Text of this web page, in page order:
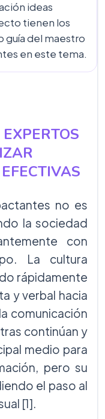
ideas
tienen los
guía del maestro
en este tema.
no es
la sociedad
con
La cultura
rápidamente
y verbal hacia
comunicación
continúan y
medio para
pero su
el paso al
[1].